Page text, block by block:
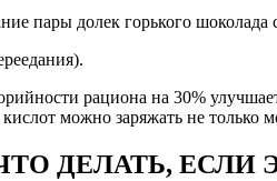
пары долек горького
рациона на 30%
можно заряжать не только
ДЕЛАТЬ, ЕСЛИ